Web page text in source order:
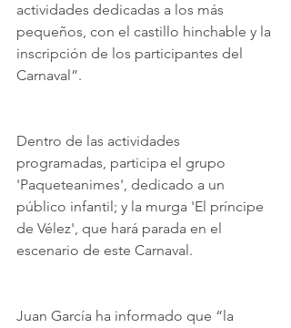
actividades dedicadas a los más
pequeños, con el castillo hinchable y la
inscripción de los participantes del
Carnaval”.
Dentro de las actividades
programadas, participa el grupo
'Paqueteanimes', dedicado a un
público infantil; y la murga 'El príncipe
de Vélez', que hará parada en el
escenario de este Carnaval.
Juan García ha informado que “la